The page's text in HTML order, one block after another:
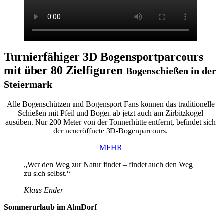
Turnierfähiger 3D Bogensportparcours
mit über 80 Zielfiguren Bogenschießen in der
Steiermark
Alle Bogenschützen und Bogensport Fans können das traditionelle
Schießen mit Pfeil und Bogen ab jetzt auch am Zirbitzkogel
ausüben. Nur 200 Meter von der Tonnerhütte entfernt, befindet sich
der neueröffnete 3D-Bogenparcours.
MEHR
„Wer den Weg zur Natur findet – findet auch den Weg
zu sich selbst.“
Klaus Ender
Sommerurlaub im AlmDorf